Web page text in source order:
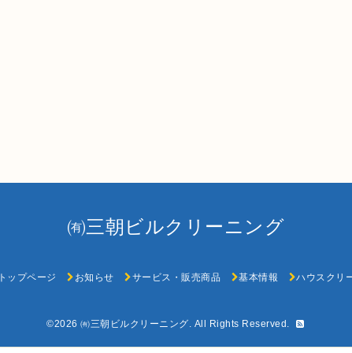
㈲三朝ビルクリーニング
トップページ お知らせ サービス・販売商品 基本情報 ハウスクリ
©2026㈲三朝ビルクリーニング. All Rights Reserved.